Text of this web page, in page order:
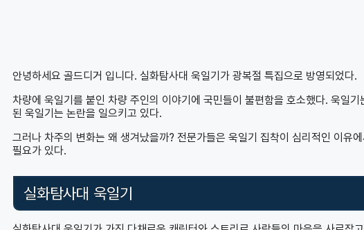
안녕하세요 골드디거 입니다. 실화탐사대 욱일기가 광복절 특집으로 방영되었다.
차량에 욱일기를 붙인 차량 주인의 이야기에 국민들이 불편함을 호소했다. 욱일
된 욱일기는 논란을 일으키고 있다.
그러나 차주의 변화는 왜 생겨났을까? 전문가들은 욱일기 집착이 심리적인 이유
필요가 있다.
실화탐사대 욱일기